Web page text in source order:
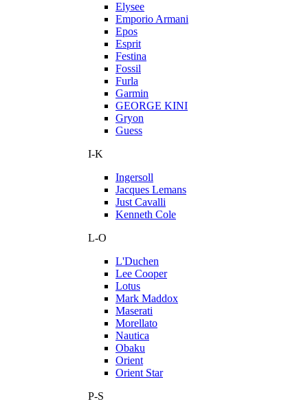
Elysee
Emporio Armani
Epos
Esprit
Festina
Fossil
Furla
Garmin
GEORGE KINI
Gryon
Guess
I-K
Ingersoll
Jacques Lemans
Just Cavalli
Kenneth Cole
L-O
L'Duchen
Lee Cooper
Lotus
Mark Maddox
Maserati
Morellato
Nautica
Obaku
Orient
Orient Star
P-S